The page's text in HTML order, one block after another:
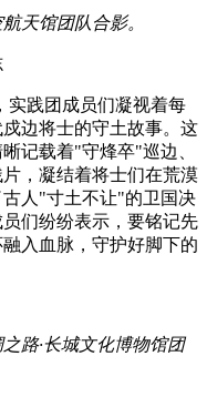
天馆团队合影。
实践团成员们凝视着每
边将士的守土故事。这
记载着"守烽卒"巡边、
，凝结着将士们在荒漠
人"寸土不让"的卫国决
们纷纷表示，要铭记先
入血脉，守护好脚下的
路·长城文化博物馆团